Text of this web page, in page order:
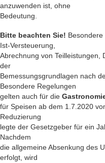
anzuwenden ist, ohne
Bedeutung.
Bitte beachten Sie! Besondere
Ist-Versteuerung,
Abrechnung von Teilleistungen,
der
Bemessungsgrundlagen nach
Besondere Regelungen
gelten auch für die
für Speisen ab dem 1.7.2020
Reduzierung
legte der Gesetzgeber für ein
Nachdem
die allgemeine Absenkung des
erfolgt, wird